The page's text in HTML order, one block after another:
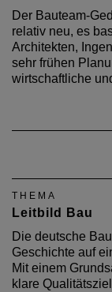
Der Bauteam-
relativ neu, es
Architekten,
sehr frühen
wirtschaftliche
THEMA
Leitbild Bau
Die deutsche
Geschichte auf
Mit einem
klare